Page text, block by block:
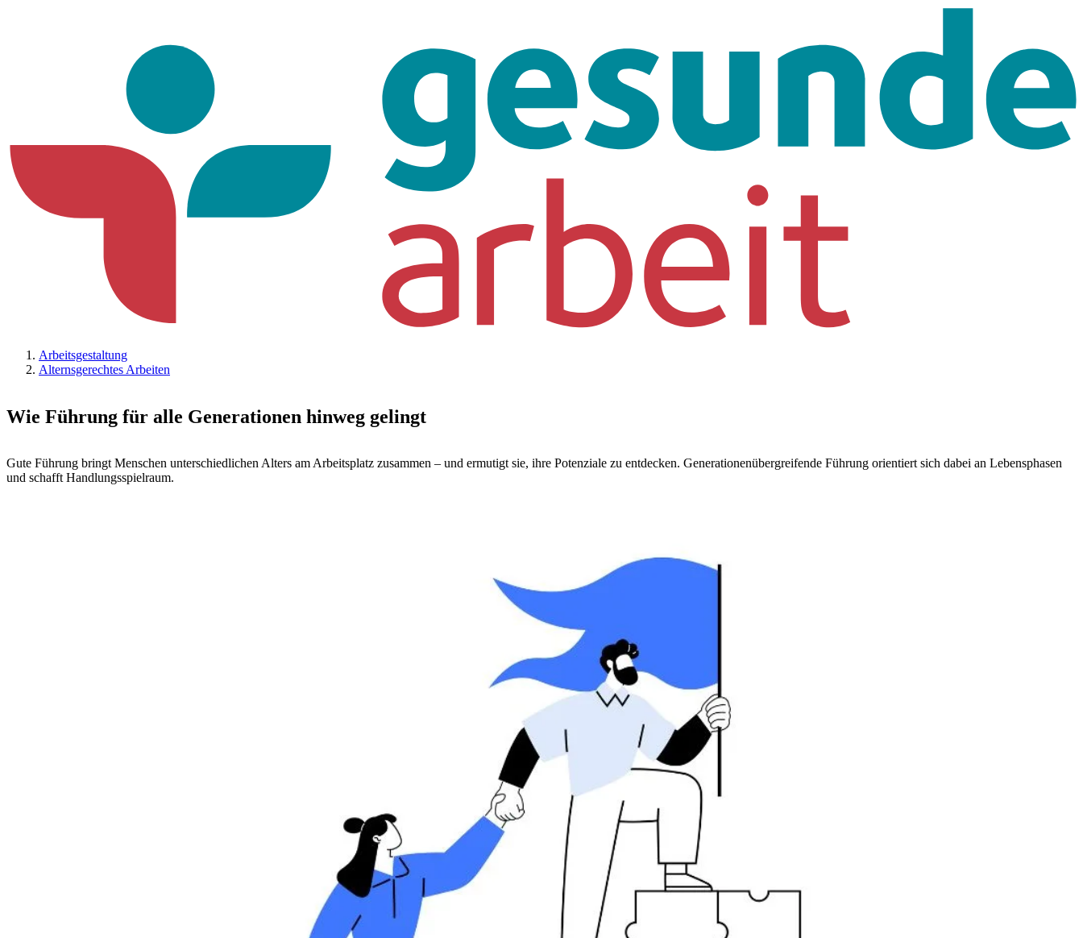
Arbeitsgestaltung
Alternsgerechtes Arbeiten
Wie Führung für alle Generationen hinweg gelingt
Gute Führung bringt Menschen unterschiedlichen Alters am Arbeitsplatz zusammen – und ermutigt sie, ihre Potenziale zu entdecken. Generationenübergreifende Führung orientiert sich dabei an Lebensphasen
und schafft Handlungsspielraum.